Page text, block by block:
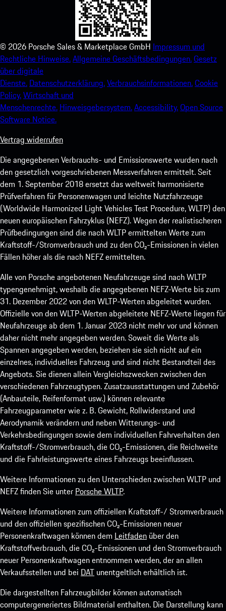
© 2026 Porsche Sales & Marketplace GmbH Impressum und
Rechtliche Hinweise.Allgemeine Geschäftsbedingungen.Gesetz
über digitale
Dienste. Datenschutzerklärung.Verbrauchsinformationen.Cookie
Policy.Wirtschaft und
Menschenrechte. Hinweisgebersystem.Accessibility.Open Source
Software Notice.
Vertrag widerrufen
Die angegebenen Verbrauchs- und Emissionswerte wurden nach
den gesetzlich vorgeschriebenen Messverfahren ermittelt. Seit
dem 1. September 2018 ersetzt das weltweit harmonisierte
Prüfverfahren für Personenwagen und leichte Nutzfahrzeuge
(Worldwide Harmonized Light Vehicles Test Procedure, WLTP) den
neuen europäischen Fahrzyklus (NEFZ). Wegen der realistischeren
Prüfbedingungen sind die nach WLTP ermittelten Werte zum
Kraftstoff-/Stromverbrauch und zu den CO₂-Emissionen in vielen
Fällen höher als die nach NEFZ ermittelten.
Alle von Porsche angebotenen Neufahrzeuge sind nach WLTP
typengenehmigt, weshalb die angegebenen NEFZ-Werte bis zum
31. Dezember 2022 von den WLTP-Werten abgeleitet wurden.
Offizielle von den WLTP-Werten abgeleitete NEFZ-Werte liegen für
Neufahrzeuge ab dem 1. Januar 2023 nicht mehr vor und können
daher nicht mehr angegeben werden. Soweit die Werte als
Spannen angegeben werden, beziehen sie sich nicht auf ein
einzelnes, individuelles Fahrzeug und sind nicht Bestandteil des
Angebots. Sie dienen allein Vergleichszwecken zwischen den
verschiedenen Fahrzeugtypen. Zusatzausstattungen und Zubehör
(Anbauteile, Reifenformat usw.) können relevante
Fahrzeugparameter wie z. B. Gewicht, Rollwiderstand und
Aerodynamik verändern und neben Witterungs- und
Verkehrsbedingungen sowie dem individuellen Fahrverhalten den
Kraftstoff-/Stromverbrauch, die CO₂-Emissionen, die Reichweite
und die Fahrleistungswerte eines Fahrzeugs beeinflussen.
Weitere Informationen zu den Unterschieden zwischen WLTP und
NEFZ finden Sie unter Porsche WLTP.
Weitere Informationen zum offiziellen Kraftstoff-/ Stromverbrauch
und den offiziellen spezifischen CO₂-Emissionen neuer
Personenkraftwagen können dem Leitfaden über den
Kraftstoffverbrauch, die CO₂-Emissionen und den Stromverbrauch
neuer Personenkraftwagen entnommen werden, der an allen
Verkaufsstellen und bei DAT unentgeltlich erhältlich ist.
Die dargestellten Fahrzeugbilder können automatisch
computergeneriertes Bildmaterial enthalten. Die Darstellung kann